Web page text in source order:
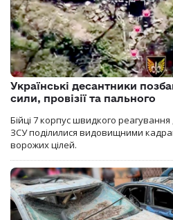
Українські десантники
сили, провізії та пального
Бійці 7 корпус швидкого
ЗСУ поділилися видовищними
ворожих цілей.